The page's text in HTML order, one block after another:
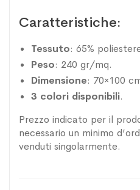
Caratteristiche:
Tessuto: 65%
Peso: 240 gr/mq.
Dimensione: 70×100
3 colori disponibili.
Prezzo indicato per il
necessario un minimo
venduti singolarmente.